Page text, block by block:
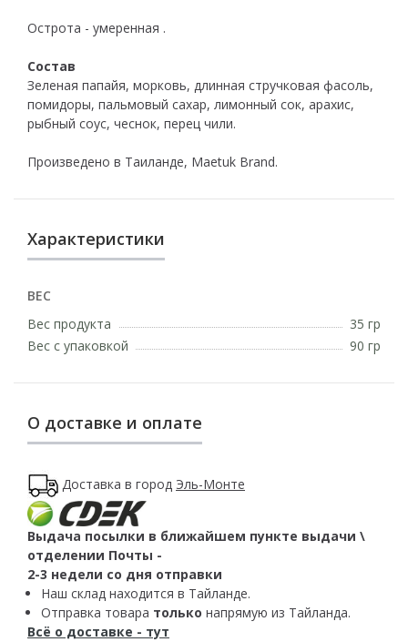
Острота - умеренная .
Состав
Зеленая папайя, морковь, длинная стручковая фасоль,
помидоры, пальмовый сахар, лимонный сок, арахис,
рыбный соус, чеснок, перец чили.
Произведено в Таиланде, Maetuk Brand.
Характеристики
ВЕС
Вес продукта
35 гр
Вес с упаковкой
90 гр
О доставке и оплате
Доставка в город Эль-Монте
Выдача посылки в ближайшем пункте выдачи \
отделении Почты -
2-3 недели со дня отправки
Наш склад находится в Тайланде.
Отправка товара только напрямую из Тайланда.
Всё о доставке - тут